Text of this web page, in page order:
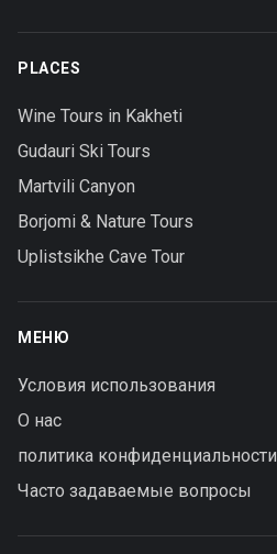
PLACES
Wine Tours in Kakheti
Gudauri Ski Tours
Martvili Canyon
Borjomi & Nature Tours
Uplistsikhe Cave Tour
МЕНЮ
Условия использования
О нас
политика конфиденциальности
Часто задаваемые вопросы